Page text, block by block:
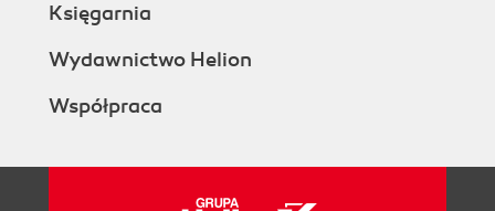
Księgarnia
Wydawnictwo Helion
Współpraca